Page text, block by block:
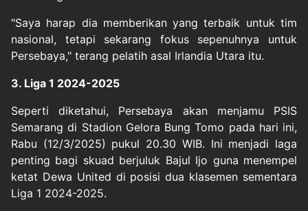
"Saya harap dia memberikan yang terbaik untuk tim
nasional, tetapi sekarang fokus sepenuhnya untuk
Persebaya," terang pelatih asal Irlandia Utara itu.
3. Liga 1 2024-2025
Seperti diketahui, Persebaya akan menjamu PSIS
Semarang di Stadion Gelora Bung Tomo pada hari ini,
Rabu (12/3/2025) pukul 20.30 WIB. Ini menjadi laga
penting bagi skuad berjuluk Bajul Ijo guna menempel
ketat Dewa United di posisi dua klasemen sementara
Liga 1 2024-2025.